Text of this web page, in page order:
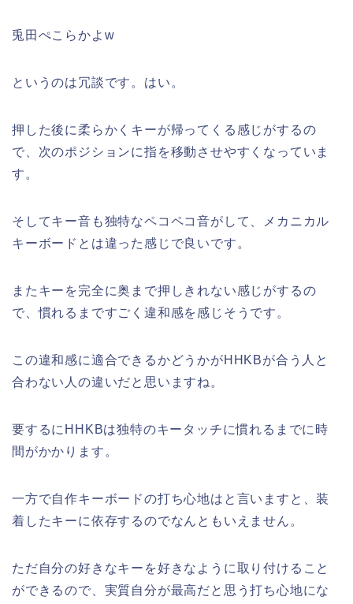
兎田ぺこらかよw
というのは冗談です。はい。
押した後に柔らかくキーが帰ってくる感じがするの
で、次のポジションに指を移動させやすくなっていま
す。
そしてキー音も独特なペコペコ音がして、メカニカル
キーボードとは違った感じで良いです。
またキーを完全に奥まで押しきれない感じがするの
で、慣れるまですごく違和感を感じそうです。
この違和感に適合できるかどうかがHHKBが合う人と
合わない人の違いだと思いますね。
要するにHHKBは独特のキータッチに慣れるまでに時
間がかかります。
一方で自作キーボードの打ち心地はと言いますと、装
着したキーに依存するのでなんともいえません。
ただ自分の好きなキーを好きなように取り付けること
ができるので、実質自分が最高だと思う打ち心地にな